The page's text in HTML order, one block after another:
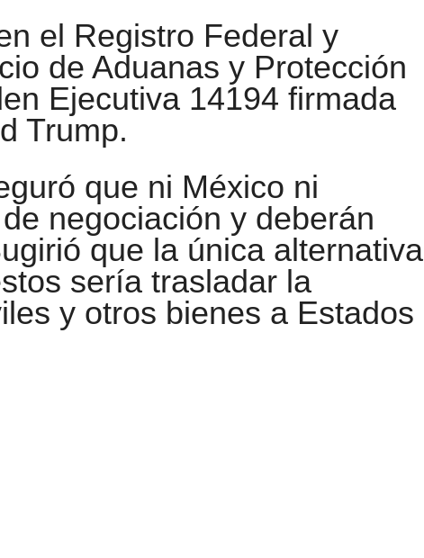
el Registro Federal y
de Aduanas y Protección
Ejecutiva 14194 firmada
Trump.
que ni México ni
negociación y deberán
que la única alternativa
sería trasladar la
y otros bienes a Estados